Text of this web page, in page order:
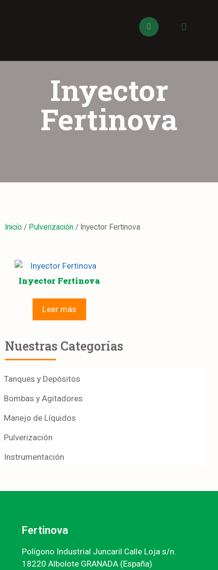
Inyector
Fertinova
Inicio / Pulverización / Inyector Fertinova
Nuestras Categorías
Tanques y Depósitos
Bombas y Agitadores
Manejo de Líquidos
Pulverización
Instrumentación
Inyector Fertinova
Leer más
Fertinova
Polígono Industrial Juncaril Calle Loja s/n.
18220 Albolote GRANADA (España)